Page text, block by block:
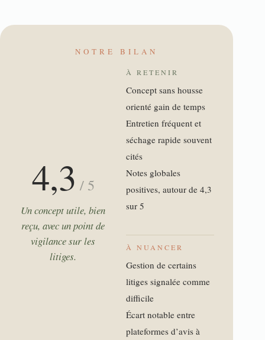
NOTRE BILAN
4,3 / 5
Un concept utile, bien
reçu, avec un point de
vigilance sur les
litiges.
À RETENIR
Concept sans housse
orienté gain de temps
Entretien fréquent et
séchage rapide souvent
cités
Notes globales
positives, autour de 4,3
sur 5
À NUANCER
Gestion de certains
litiges signalée comme
difficile
Écart notable entre
plateformes d’avis à